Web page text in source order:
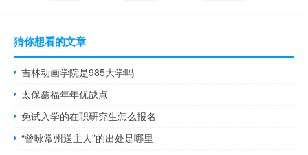
猜你想看的文章
吉林动画学院是985大学吗
太保鑫福年年优缺点
免试入学的在职研究生怎么报名
“曾咏常州送主人”的出处是哪里